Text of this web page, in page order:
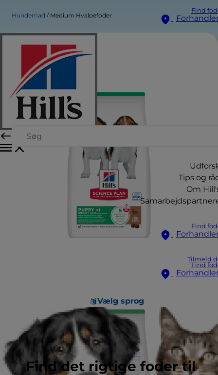
Find
Tips og
Om
Find
Tilmeld
Find
Vælg sprog
Find det rigtige foder til
Hundemad Medium Hvalpefoder